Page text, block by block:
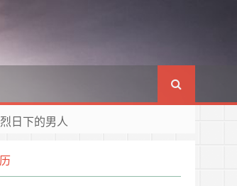
日下的男人